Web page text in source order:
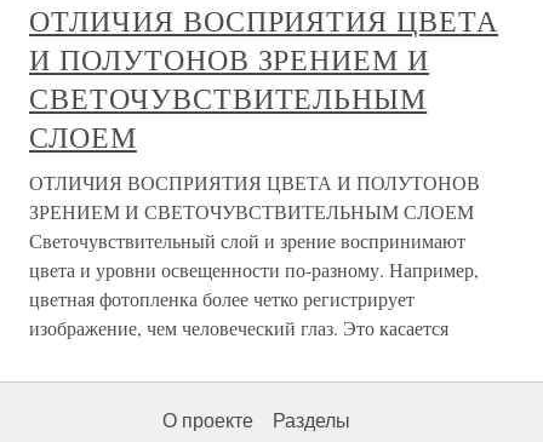
ОТЛИЧИЯ ВОСПРИЯТИЯ ЦВЕТА
И ПОЛУТОНОВ ЗРЕНИЕМ И
СВЕТОЧУВСТВИТЕЛЬНЫМ
СЛОЕМ
ОТЛИЧИЯ ВОСПРИЯТИЯ ЦВЕТА И ПОЛУТОНОВ
ЗРЕНИЕМ И СВЕТОЧУВСТВИТЕЛЬНЫМ СЛОЕМ
Светочувствительный слой и зрение воспринимают
цвета и уровни освещенности по-разному. Например,
цветная фотопленка более четко регистрирует
изображение, чем человеческий глаз. Это касается
О проекте Разделы